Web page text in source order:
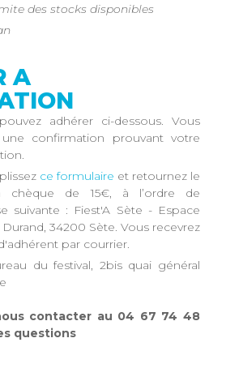
des stocks disponibles
A
adhérer ci-dessous. Vous
confirmation prouvant votre
ce formulaire et retournez le
chèque de 15€, à l’ordre de
suivante : Fiest'A Sète - Espace
34200 Sète. Vous recevrez
par courrier.
du festival, 2bis quai général
contacter au 04 67 74 48
questions